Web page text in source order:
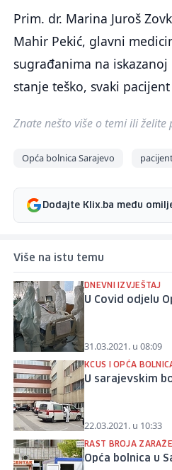
Prim. dr. Marina Juroš
Mahir Pekić, glavni
sugrađanima na
stanje teško, svaki
Znate nešto više o temi ili
Opća bolnica Sarajevo
Dodajte Klix.ba među
Više na istu temu
DNEVNI IZVJEŠTAJ
U Covid odjelu
31.03.2021. u 08:09
KCUS I OPĆA
U sarajevskim
22.03.2021. u 10:33
RAST BROJA
Opća bolnica u